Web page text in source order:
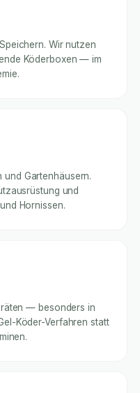
Wir nutzen
Köderboxen — im
Gartenhäusern.
und
Hornissen.
— besonders in
Köder-Verfahren statt